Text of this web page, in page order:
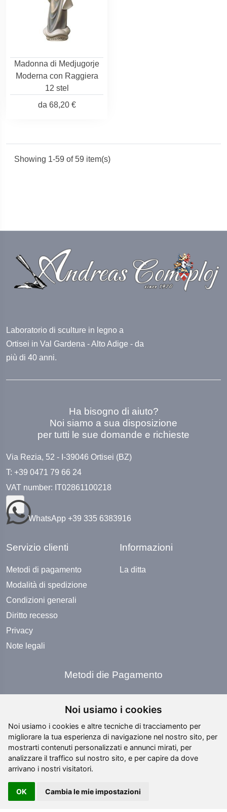
Noi usiamo i cookies
Noi usiamo i cookies e altre tecniche di tracciamento per
migliorare la tua esperienza di navigazione nel nostro sito, per
mostrarti contenuti personalizzati e annunci mirati, per
analizzare il traffico sul nostro sito, e per capire da dove
arrivano i nostri visitatori.
OK Cambia le mie impostazioni
Madonna di Medjugorje
Moderna con Raggiera
12 stel
da 68,20 €
Showing 1-59 of 59 item(s)
Laboratorio di sculture in legno a
Ortisei in Val Gardena - Alto Adige - da
più di 40 anni.
Ha bisogno di aiuto?
Noi siamo a sua disposizione
per tutti le sue domande e richieste
Via Rezia, 52 - I-39046 Ortisei (BZ)
T: +39 0471 79 66 24
VAT number: IT02861100218
WhatsApp +39 335 6383916
Servizio clienti
Metodi di pagamento
Modalità di spedizione
Condizioni generali
Diritto recesso
Privacy
Note legali
Informazioni
La ditta
Metodi die Pagamento
Social Media